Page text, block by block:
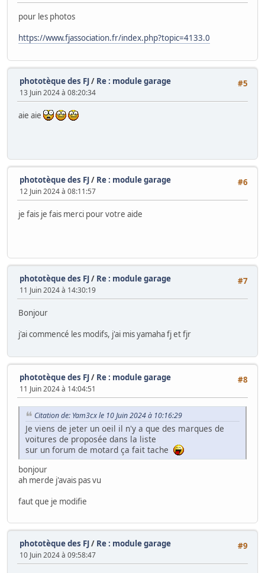
pour les photos
https://www.fjassociation.fr/index.php?topic=4133.0
#5
phototèque des FJ/ Re : module garage
13 Juin 2024 à 08:20:34
aie aie
#6
phototèque des FJ/ Re : module garage
12 Juin 2024 à 08:11:57
je fais je fais merci pour votre aide
#7
phototèque des FJ/ Re : module garage
11 Juin 2024 à 14:30:19
Bonjour
j'ai commencé les modifs, j'ai mis yamaha fj et fjr
#8
phototèque des FJ/ Re : module garage
11 Juin 2024 à 14:04:51
Citation de: Yam3cx le 10 Juin 2024 à 10:16:29
Je viens de jeter un oeil il n'y a que des marques de
voitures de proposée dans la liste
sur un forum de motard ça fait tache
bonjour
ah merde j'avais pas vu
faut que je modifie
#9
phototèque des FJ/ Re : module garage
10 Juin 2024 à 09:58:47